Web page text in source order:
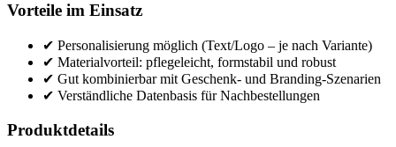
Vorteile im Einsatz
✔ Personalisierung möglich (Text/Logo – je nach Variante)
✔ Materialvorteil: pflegeleicht, formstabil und robust
✔ Gut kombinierbar mit Geschenk- und Branding-Szenarien
✔ Verständliche Datenbasis für Nachbestellungen
Produktdetails